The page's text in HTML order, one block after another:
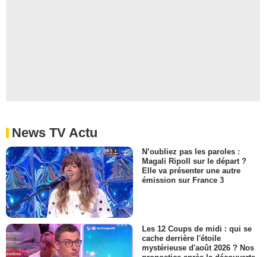
News TV Actu
N’oubliez pas les paroles :
Magali Ripoll sur le départ ?
Elle va présenter une autre
émission sur France 3
Les 12 Coups de midi : qui se
cache derrière l'étoile
mystérieuse d'août 2026 ? Nos